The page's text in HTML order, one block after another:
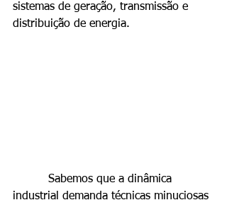
sistemas de geração, transmissão e
distribuição de energia.
industrial demanda técnicas minuciosas